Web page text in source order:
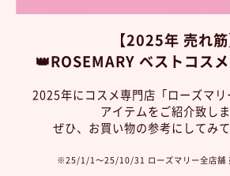
【2025年 売れ筋
👑ROSEMARY ベストコス
2025年にコスメ専門店「ローズマリ
アイテムをご紹介致し
ぜひ、お買い物の参考にしてみて
※25/1/1～25/10/31 ローズマリー全店舗